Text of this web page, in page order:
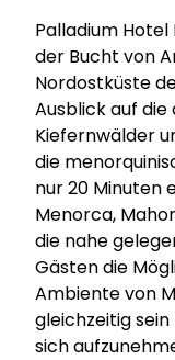
Palladium
der Bucht von
Nordostküste
Ausblick auf
Kiefernwälder
die
nur 20 Minuten
Menorca,
die nahe
Gästen die
Ambiente von
gleichzeitig
sich